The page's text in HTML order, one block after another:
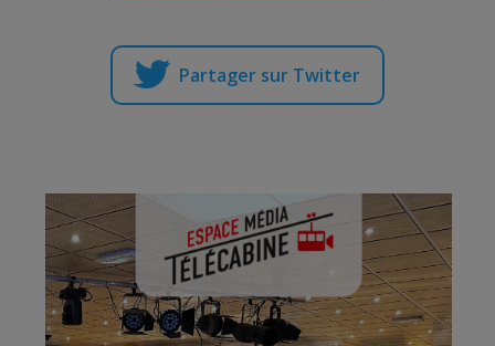
Partager sur Twitter